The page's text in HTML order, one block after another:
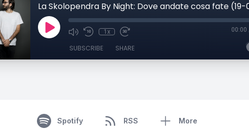
La Skolopendra By Night: Dove andate cosa fate
1x 00:00
SUBSCRIBE SHARE
Spotify RSS More